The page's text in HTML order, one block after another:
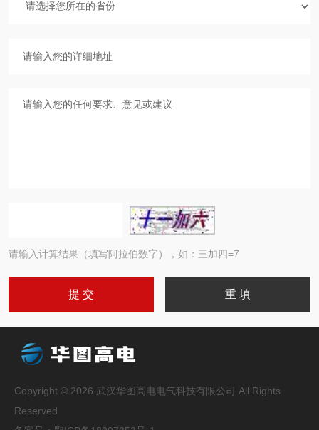
请输入计算结果（填写阿拉伯数字），如：三加四=7
Copyright © 2026 武汉华图高电电气科技有限公司 All Rights
Reserved